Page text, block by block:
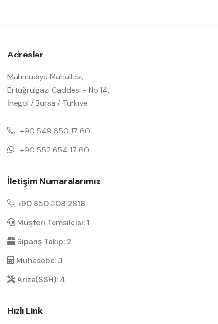
Adresler
Mahmudiye Mahallesi,
Ertuğrulgazi Caddesi - No:14,
İnegöl / Bursa / Türkiye
+90 549 650 17 60
+90 552 654 17 60
İletişim Numaralarımız
+90 850 308 2818
Müşteri Temsilcisi: 1
Sipariş Takip: 2
Muhasebe: 3
Arıza(SSH): 4
Hızlı Link